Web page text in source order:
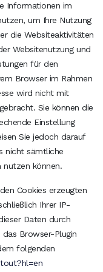
Informationen im
um Ihre Nutzung
die Websiteaktivitäten
Websitenutzung und
für den
Browser im Rahmen
wird nicht mit
Sie können die
Einstellung
Sie jedoch darauf
nicht sämtliche
nutzen können.
Cookies erzeugten
Ihrer IP-
Daten durch
Browser-Plugin
folgenden